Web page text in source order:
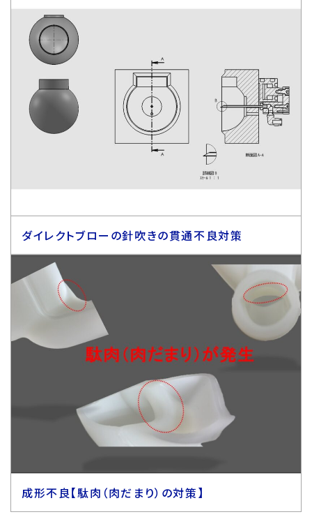
ダイレクトブローの針吹きの貫通不良対策
成形不良【駄肉（肉だまり）の対策】